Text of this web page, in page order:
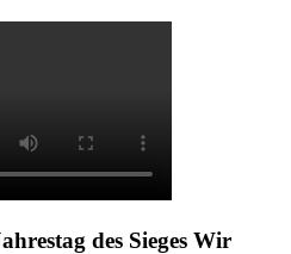
des Sieges Wir